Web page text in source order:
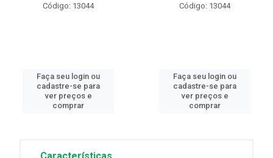
Código: 13044
Faça seu login ou
cadastre-se para
ver preços e
comprar
Código: 13044
Faça seu login ou
cadastre-se para
ver preços e
comprar
Características